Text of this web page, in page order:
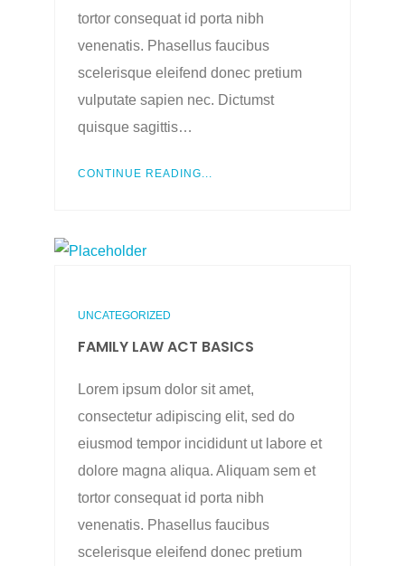
tortor consequat id porta nibh
venenatis. Phasellus faucibus
scelerisque eleifend donec pretium
vulputate sapien nec. Dictumst
quisque sagittis…
CONTINUE READING...
UNCATEGORIZED
FAMILY LAW ACT BASICS
Lorem ipsum dolor sit amet,
consectetur adipiscing elit, sed do
eiusmod tempor incididunt ut labore et
dolore magna aliqua. Aliquam sem et
tortor consequat id porta nibh
venenatis. Phasellus faucibus
scelerisque eleifend donec pretium